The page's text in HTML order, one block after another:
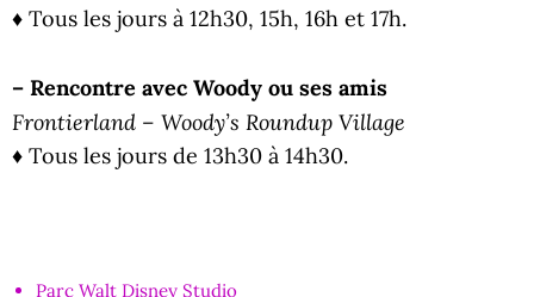
♦ Tous les jours à 12h30, 15h, 16h et 17h.
– Rencontre avec Woody ou ses amis
Frontierland – Woody’s Roundup Village
♦ Tous les jours de 13h30 à 14h30.
Parc Walt Disney Studio